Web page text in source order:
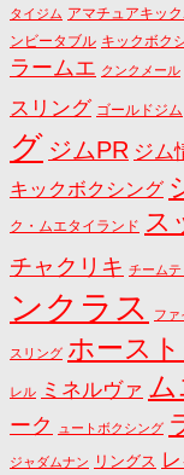
タイジム アマチュアキッ
ンビータブル キックボク
ラームエ クンクメール
スリング ゴールドジム
グ ジムPR ジム
キックボクシング
ク・ムエタイランド ス
チャクリキ チームテ
ンクラス
ファ
スリング ホース
レル ミネルヴァ ム
ーク
ュートボクシング
ジャダムナン リングス